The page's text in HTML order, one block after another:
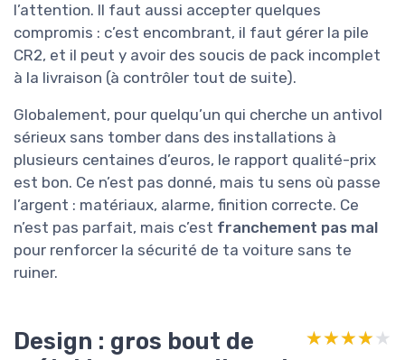
l’attention. Il faut aussi accepter quelques
compromis : c’est encombrant, il faut gérer la pile
CR2, et il peut y avoir des soucis de pack incomplet
à la livraison (à contrôler tout de suite).
Globalement, pour quelqu’un qui cherche un antivol
sérieux sans tomber dans des installations à
plusieurs centaines d’euros, le rapport qualité-prix
est bon. Ce n’est pas donné, mais tu sens où passe
l’argent : matériaux, alarme, finition correcte. Ce
n’est pas parfait, mais c’est franchement pas mal
pour renforcer la sécurité de ta voiture sans te
ruiner.
Design : gros bout de
★★★★★
★★★★★